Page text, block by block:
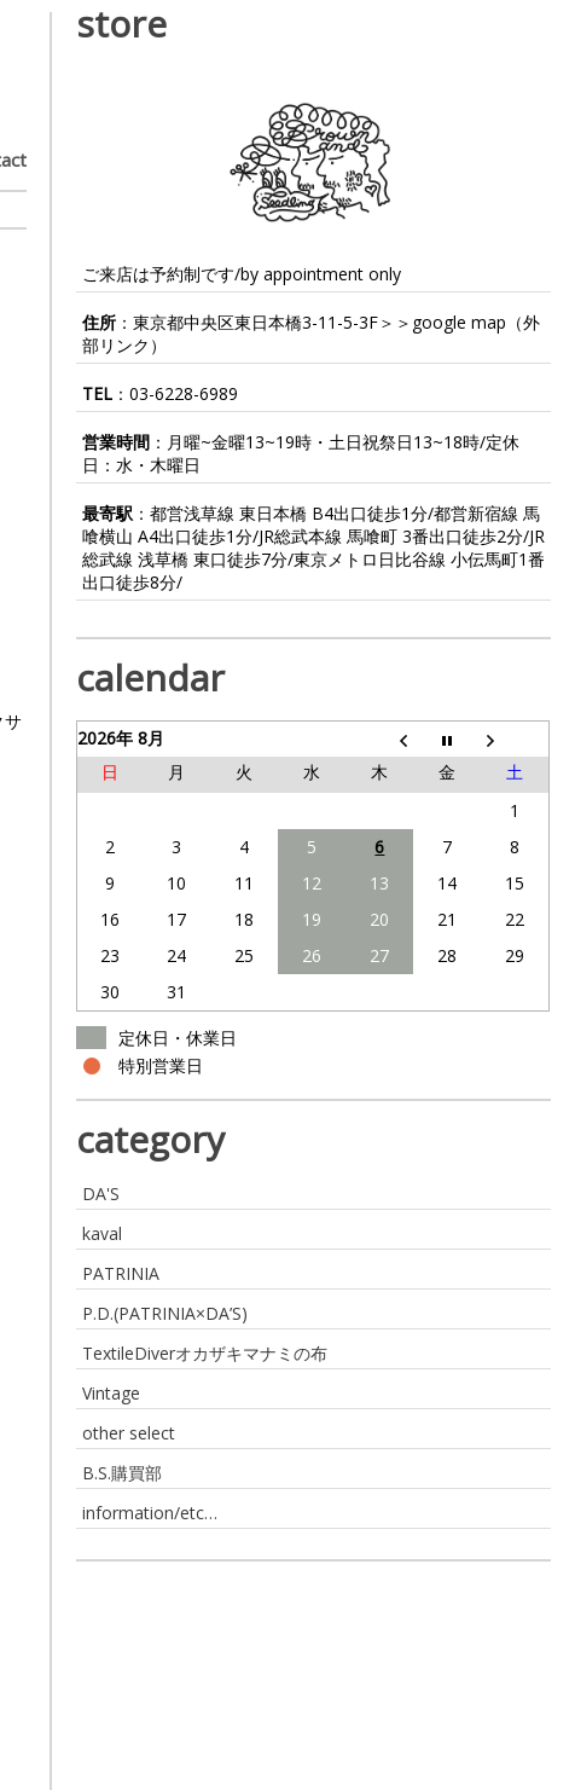
サ
store
ご来店は予約制です/by appointment only
住所 ：東京都中央区東日本橋3-11-5-3F＞＞ google map （外
部リンク）
TEL ：03-6228-6989
営業時間 ：月曜~金曜13~19時・土日祝祭日13~18時/定休
日：水・木曜日
最寄駅 ：都営浅草線 東日本橋 B4出口徒歩1分/都営新宿線 馬
喰横山 A4出口徒歩1分/JR総武本線 馬喰町 3番出口徒歩2分/JR
総武線 浅草橋 東口徒歩7分/東京メトロ日比谷線 小伝馬町1番
出口徒歩8分/
calendar
2026年 8月
日
月 火 水 木 金
土
1
2
3 4 5 6 7
8
9
10 11 12 13 14
15
16
17 18 19 20 21
22
23
24 25 26 27 28
29
30
31
定休日・休業日
特別営業日
category
DA'S
kaval
PATRINIA
P.D.(PATRINIA×DA’S)
TextileDiverオカザキマナミの布
Vintage
other select
B.S.購買部
information/etc…